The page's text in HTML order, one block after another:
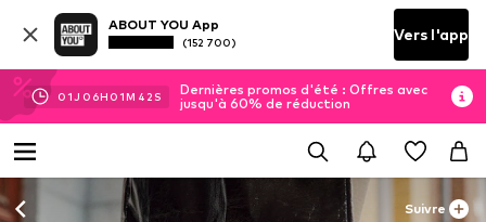
ABOUT YOU App
(152 700) Vers l'app
01J 06H 01M 41 S
Dernières promos d'été : Offres avec
jusqu'à 60% de réduction
Suivre